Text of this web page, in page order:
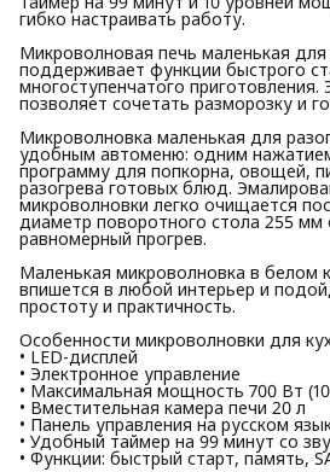
гибко настраивать работу.
Микроволновая печь маленькая для
поддерживает функции быстрого
многоступенчатого
позволяет сочетать разморозку и
Микроволновка маленькая для
удобным автоменю: одним
программу для попкорна, овощей,
разогрева готовых блюд.
микроволновки легко очищается
диаметр поворотного стола 255 мм
равномерный прогрев.
Маленькая микроволновка в белом
впишется в любой интерьер и
простоту и практичность.
Особенности микроволновки для
• LED-дисплей
• Электронное управление
• Максимальная мощность 700 Вт
• Вместительная камера печи 20 л
• Панель управления на русском
• Удобный таймер на 99 минут со
• Функции: быстрый старт, память,